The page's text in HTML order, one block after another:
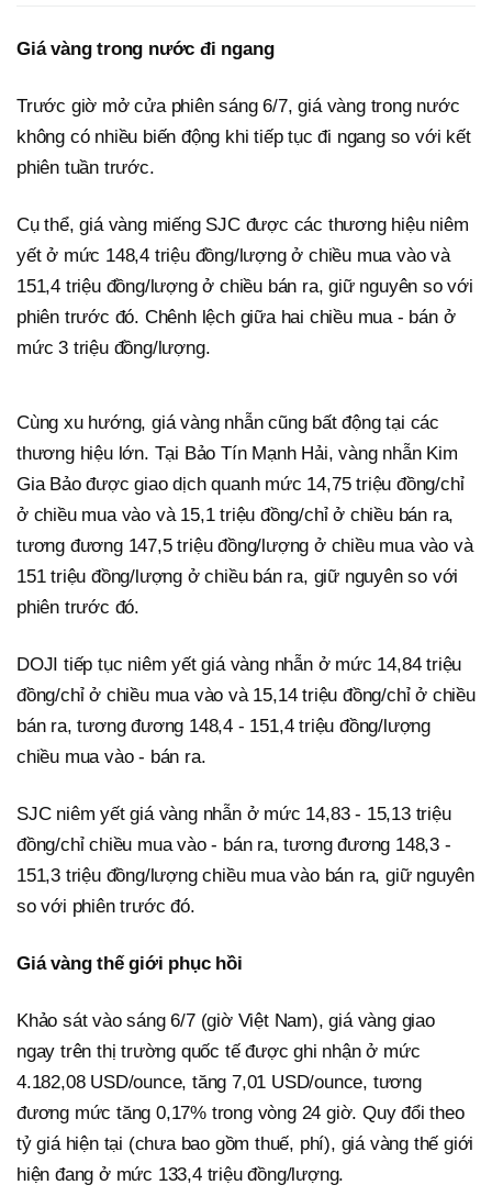
Giá vàng trong nước đi ngang
Trước giờ mở cửa phiên sáng 6/7, giá vàng trong nước
không có nhiều biến động khi tiếp tục đi ngang so với kết
phiên tuần trước.
Cụ thể, giá vàng miếng SJC được các thương hiệu niêm
yết ở mức 148,4 triệu đồng/lượng ở chiều mua vào và
151,4 triệu đồng/lượng ở chiều bán ra, giữ nguyên so với
phiên trước đó. Chênh lệch giữa hai chiều mua - bán ở
mức 3 triệu đồng/lượng.
Cùng xu hướng, giá vàng nhẫn cũng bất động tại các
thương hiệu lớn. Tại Bảo Tín Mạnh Hải, vàng nhẫn Kim
Gia Bảo được giao dịch quanh mức 14,75 triệu đồng/chỉ
ở chiều mua vào và 15,1 triệu đồng/chỉ ở chiều bán ra,
tương đương 147,5 triệu đồng/lượng ở chiều mua vào và
151 triệu đồng/lượng ở chiều bán ra, giữ nguyên so với
phiên trước đó.
DOJI tiếp tục niêm yết giá vàng nhẫn ở mức 14,84 triệu
đồng/chỉ ở chiều mua vào và 15,14 triệu đồng/chỉ ở chiều
bán ra, tương đương 148,4 - 151,4 triệu đồng/lượng
chiều mua vào - bán ra.
SJC niêm yết giá vàng nhẫn ở mức 14,83 - 15,13 triệu
đồng/chỉ chiều mua vào - bán ra, tương đương 148,3 -
151,3 triệu đồng/lượng chiều mua vào bán ra, giữ nguyên
so với phiên trước đó.
Giá vàng thế giới phục hồi
Khảo sát vào sáng 6/7 (giờ Việt Nam), giá vàng giao
ngay trên thị trường quốc tế được ghi nhận ở mức
4.182,08 USD/ounce, tăng 7,01 USD/ounce, tương
đương mức tăng 0,17% trong vòng 24 giờ. Quy đổi theo
tỷ giá hiện tại (chưa bao gồm thuế, phí), giá vàng thế giới
hiện đang ở mức 133,4 triệu đồng/lượng.